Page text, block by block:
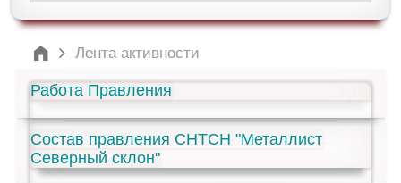
Лента активности
Работа Правления
Состав правления СНТСН "Металлист
Северный склон"